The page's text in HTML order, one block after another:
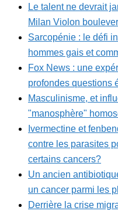
Le talent ne devrait
Milan Violon
Sarcopénie : le défi
hommes gais et
Fox News : une
profondes questions
Masculinisme, et
"manosphère"
Ivermectine et
contre les parasites
certains cancers?
Un ancien
un cancer parmi les
Derrière la crise